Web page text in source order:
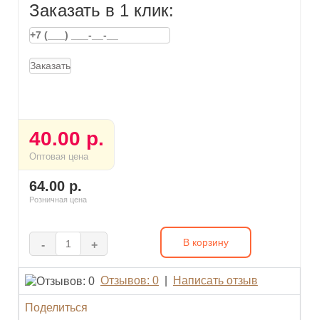
Заказать в 1 клик:
Заказать
40.00 р.
Оптовая цена
64.00 р.
Розничная цена
- + В корзину
Отзывов: 0 Написать отзыв
Поделиться